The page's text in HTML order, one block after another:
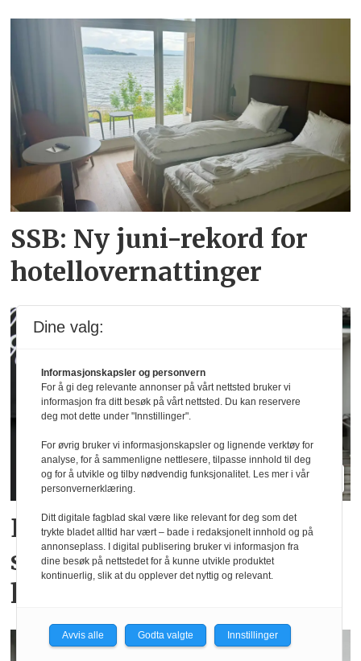
SSB: Ny juni-rekord for
hotellovernattinger
Elendig nordnorsk
sommervær gir utslag for
hotellene
Dine valg:
Informasjonskapsler og personvern
For å gi deg relevante annonser på vårt nettsted bruker vi
informasjon fra ditt besøk på vårt nettsted. Du kan reservere
deg mot dette under "Innstillinger".
For øvrig bruker vi informasjonskapsler og lignende verktøy for
analyse, for å sammenligne nettlesere, tilpasse innhold til deg
og for å utvikle og tilby nødvendig funksjonalitet. Les mer i vår
personvernerklæring.
Ditt digitale fagblad skal være like relevant for deg som det
trykte bladet alltid har vært – bade i redaksjonelt innhold og på
annonseplass. I digital publisering bruker vi informasjon fra
dine besøk på nettstedet for å kunne utvikle produktet
kontinuerlig, slik at du opplever det nyttig og relevant.
Avvis alle Godta valgte Innstillinger